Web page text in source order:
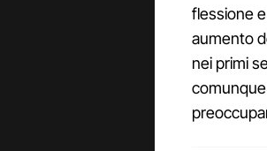
flessione
aumento
nei primi